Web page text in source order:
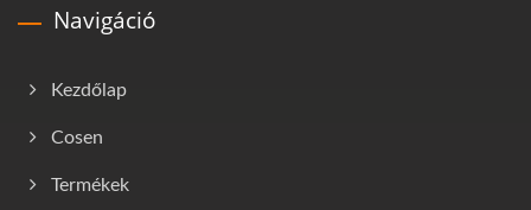
Navigáció
Kezdőlap
Cosen
Termékek